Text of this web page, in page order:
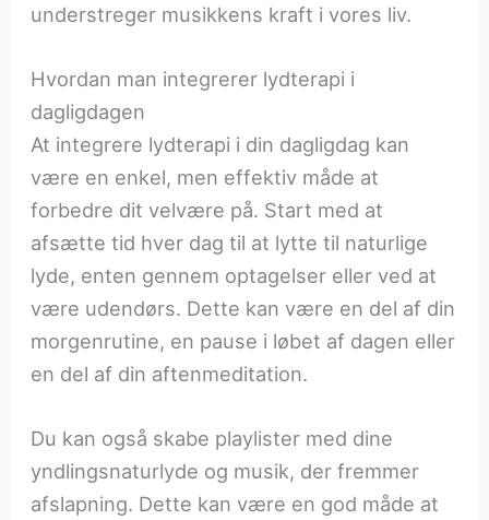
understreger musikkens kraft i vores liv.
Hvordan man integrerer lydterapi i
dagligdagen
At integrere lydterapi i din dagligdag kan
være en enkel, men effektiv måde at
forbedre dit velvære på. Start med at
afsætte tid hver dag til at lytte til naturlige
lyde, enten gennem optagelser eller ved at
være udendørs. Dette kan være en del af din
morgenrutine, en pause i løbet af dagen eller
en del af din aftenmeditation.
Du kan også skabe playlister med dine
yndlingsnaturlyde og musik, der fremmer
afslapning. Dette kan være en god måde at